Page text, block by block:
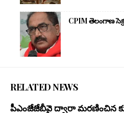
CPIM తెలంగాణ
RELATED NEWS
పీఎంజేజేబీవై ద్వారా మరణించిన